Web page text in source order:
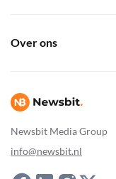
Newsbit Media Group
info@newsbit.nl
Over ons